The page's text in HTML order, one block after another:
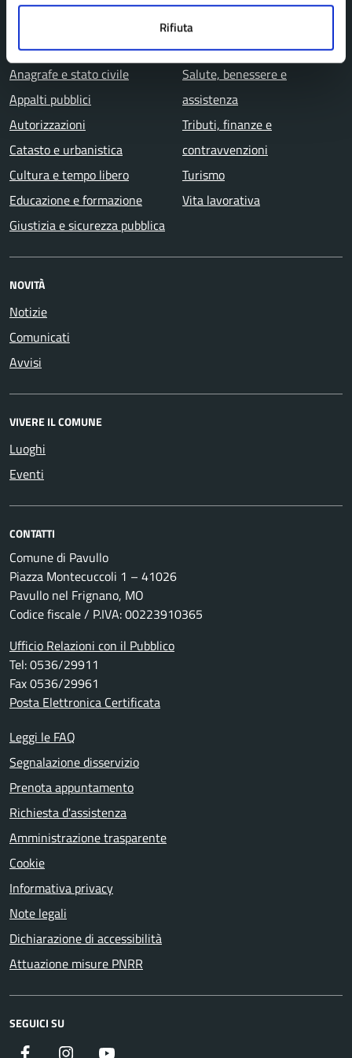
Rifiuta
Ambiente
Anagrafe e stato civile
Appalti pubblici
Autorizzazioni
Catasto e urbanistica
Cultura e tempo libero
Educazione e formazione
Giustizia e sicurezza pubblica
Imprese e commercio
Mobilità e trasporti
Salute, benessere e
assistenza
Tributi, finanze e
contravvenzioni
Turismo
Vita lavorativa
NOVITÀ
Notizie
Comunicati
Avvisi
VIVERE IL COMUNE
Luoghi
Eventi
CONTATTI
Comune di Pavullo
Piazza Montecuccoli 1 – 41026
Pavullo nel Frignano, MO
Codice fiscale / P.IVA: 00223910365
Ufficio Relazioni con il Pubblico
Tel: 0536/29911
Fax 0536/29961
Posta Elettronica Certificata
Leggi le FAQ
Segnalazione disservizio
Prenota appuntamento
Richiesta d'assistenza
Amministrazione trasparente
Cookie
Informativa privacy
Note legali
Dichiarazione di accessibilità
Attuazione misure PNRR
SEGUICI SU
Facebook Instagram